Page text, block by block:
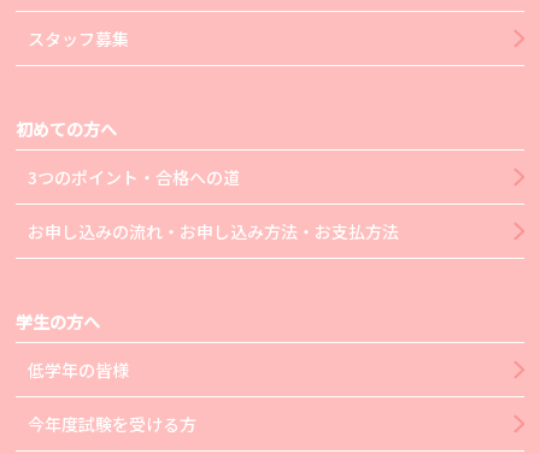
スタッフ募集
初めての方へ
3つのポイント・合格への道
お申し込みの流れ・お申し込み方法・お支払方法
学生の方へ
低学年の皆様
今年度試験を受ける方